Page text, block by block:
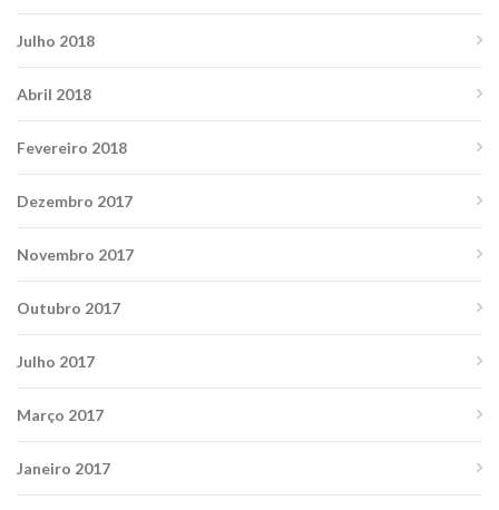
Julho 2018
Abril 2018
Fevereiro 2018
Dezembro 2017
Novembro 2017
Outubro 2017
Julho 2017
Março 2017
Janeiro 2017